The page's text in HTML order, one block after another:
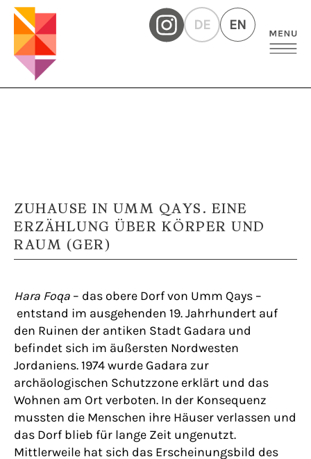
DE EN
ZUHAUSE IN UMM QAYS. EINE
ERZÄHLUNG ÜBER KÖRPER UND
RAUM (GER)
Hara Foqa – das obere Dorf von Umm Qays –
entstand im ausgehenden 19. Jahrhundert auf
den Ruinen der antiken Stadt Gadara und
befindet sich im äußersten Nordwesten
Jordaniens. 1974 wurde Gadara zur
archäologischen Schutzzone erklärt und das
Wohnen am Ort verboten. In der Konsequenz
mussten die Menschen ihre Häuser verlassen und
das Dorf blieb für lange Zeit ungenutzt.
Mittlerweile hat sich das Erscheinungsbild des